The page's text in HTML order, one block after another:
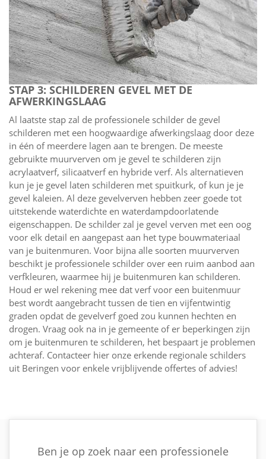
STAP 3: SCHILDEREN GEVEL MET DE
AFWERKINGSLAAG
Al laatste stap zal de professionele schilder de gevel
schilderen met een hoogwaardige afwerkingslaag door deze
in één of meerdere lagen aan te brengen. De meeste
gebruikte muurverven om je gevel te schilderen zijn
acrylaatverf, silicaatverf en hybride verf. Als alternatieven
kun je je gevel laten schilderen met spuitkurk, of kun je je
gevel kaleien. Al deze gevelverven hebben zeer goede tot
uitstekende waterdichte en waterdampdoorlatende
eigenschappen. De schilder zal je gevel verven met een oog
voor elk detail en aangepast aan het type bouwmateriaal
van je buitenmuren. Voor bijna alle soorten muurverven
beschikt je professionele schilder over een ruim aanbod aan
verfkleuren, waarmee hij je buitenmuren kan schilderen.
Houd er wel rekening mee dat verf voor een buitenmuur
best wordt aangebracht tussen de tien en vijfentwintig
graden opdat de gevelverf goed zou kunnen hechten en
drogen. Vraag ook na in je gemeente of er beperkingen zijn
om je buitenmuren te schilderen, het bespaart je problemen
achteraf. Contacteer hier onze erkende regionale schilders
uit Beringen voor enkele vrijblijvende offertes of advies!
Ben je op zoek naar een professionele